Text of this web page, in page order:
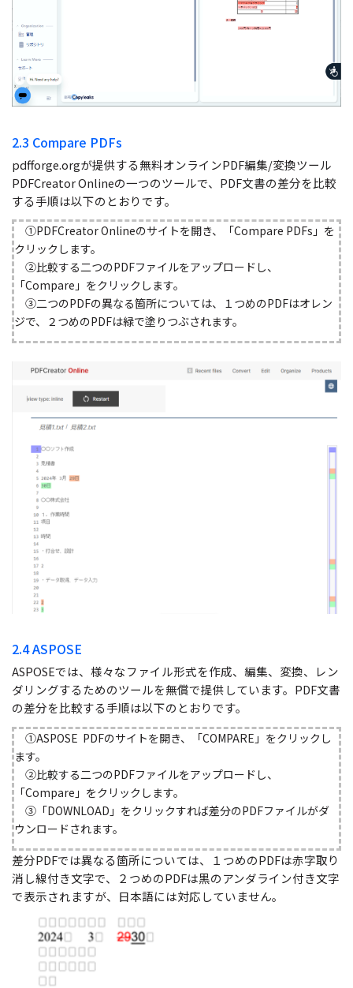
2.3 Compare PDFs
pdfforge.orgが提供する無料オンラインPDF編集/変換ツール
PDFCreator Onlineの一つのツールで、PDF文書の差分を比較
する手順は以下のとおりです。
①PDFCreator Onlineのサイトを開き、「Compare PDFs」を
クリックします。
②比較する二つのPDFファイルをアップロードし、
「Compare」をクリックします。
③二つのPDFの異なる箇所については、１つめのPDFはオレン
ジで、２つめのPDFは緑で塗りつぶされます。
2.4 ASPOSE
ASPOSEでは、様々なファイル形式を作成、編集、変換、レン
ダリングするためのツールを無償で提供しています。PDF文書
の差分を比較する手順は以下のとおりです。
①ASPOSE PDFのサイトを開き、「COMPARE」をクリックし
ます。
②比較する二つのPDFファイルをアップロードし、
「Compare」をクリックします。
③「DOWNLOAD」をクリックすれば差分のPDFファイルがダ
ウンロードされます。
差分PDFでは異なる箇所については、１つめのPDFは赤字取り
消し線付き文字で、２つめのPDFは黒のアンダライン付き文字
で表示されますが、日本語には対応していません。